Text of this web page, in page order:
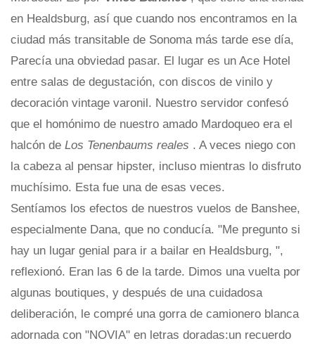
en Healdsburg, así que cuando nos encontramos en la
ciudad más transitable de Sonoma más tarde ese día,
Parecía una obviedad pasar. El lugar es un Ace Hotel
entre salas de degustación, con discos de vinilo y
decoración vintage varonil. Nuestro servidor confesó
que el homónimo de nuestro amado Mardoqueo era el
halcón de Los Tenenbaums reales . A veces niego con
la cabeza al pensar hipster, incluso mientras lo disfruto
muchísimo. Esta fue una de esas veces.
Sentíamos los efectos de nuestros vuelos de Banshee,
especialmente Dana, que no conducía. "Me pregunto si
hay un lugar genial para ir a bailar en Healdsburg, ",
reflexionó. Eran las 6 de la tarde. Dimos una vuelta por
algunas boutiques, y después de una cuidadosa
deliberación, le compré una gorra de camionero blanca
adornada con "NOVIA" en letras doradas:un recuerdo